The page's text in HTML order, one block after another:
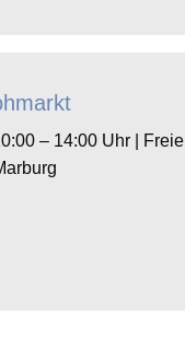
– 14:00 Uhr | Freie